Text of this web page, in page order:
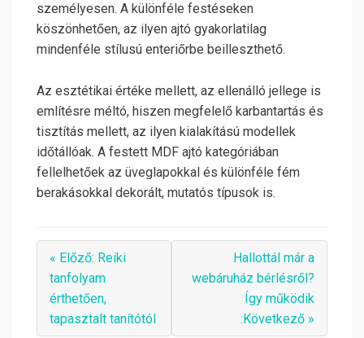
személyesen. A különféle festéseken
köszönhetően, az ilyen ajtó gyakorlatilag
mindenféle stílusú enteriőrbe beilleszthető.
Az esztétikai értéke mellett, az ellenálló jellege is
említésre méltó, hiszen megfelelő karbantartás és
tisztítás mellett, az ilyen kialakítású modellek
időtállóak. A festett MDF ajtó kategóriában
fellelhetőek az üveglapokkal és különféle fém
berakásokkal dekorált, mutatós típusok is.
« Előző: Reiki
tanfolyam
érthetően,
tapasztalt tanítótól
Hallottál már a
webáruház bérlésről?
Így működik
:Következő »